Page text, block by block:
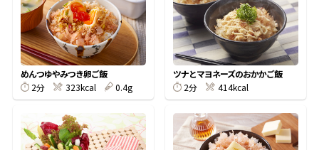
新鮮一番 『氷熟®』
めんつゆやみつき卵ご飯
2分
323kcal 0.4g
ツナとマヨネーズのおかかご飯
2分
414kcal